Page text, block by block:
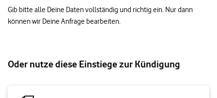
Gib bitte alle Deine Daten vollständig und richtig ein. Nur dann
können wir Deine Anfrage bearbeiten.
Oder nutze diese Einstiege zur Kündigung